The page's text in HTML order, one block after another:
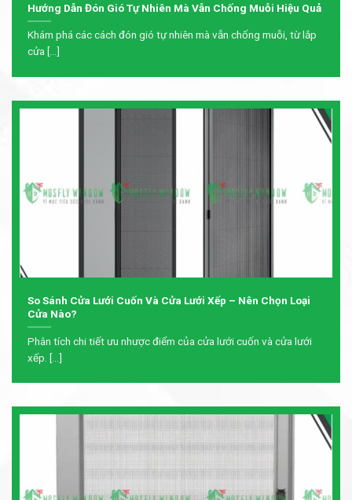
Hướng Dẫn Đón Gió Tự Nhiên Mà Vẫn Chống Muỗi Hiệu Quả
Khám phá các cách đón gió tự nhiên mà vẫn chống muỗi, từ lắp
cửa [...]
So Sánh Cửa Lưới Cuốn Và Cửa Lưới Xếp – Nên Chọn Loại
Cửa Nào?
Phân tích chi tiết ưu nhược điểm của cửa lưới cuốn và cửa lưới
xếp. [...]